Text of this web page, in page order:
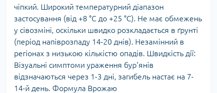
чіпкий. Широкий температурний діапазон
застосування (від +8 °С до +25 °С). Не має обмежень
у сівозміні, оскільки швидко розкладається в ґрунті
(період напіврозпаду 14-20 днів). Незамінний в
регіонах з низькою кількістю опадів. Швидкість дії:
Візуальні симптоми ураження бур'янів
відзначаються через 1-3 дні, загибель настає на 7-
14-й день. Формула Врожаю